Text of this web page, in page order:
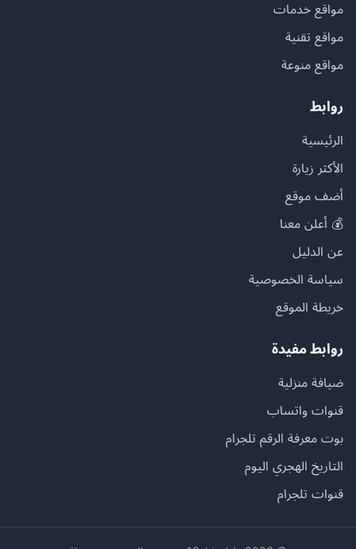
مواقع خدمات
مواقع تقنية
مواقع منوعة
روابط
الرئيسية
الأكثر زيارة
أضف موقع
💰 أعلن معنا
عن الدليل
سياسة الخصوصية
خريطة الموقع
روابط مفيدة
ضيافة منزلية
قنوات واتساب
بوت معرفة الرقم تلجرام
التاريخ الهجري اليوم
قنوات تلجرام